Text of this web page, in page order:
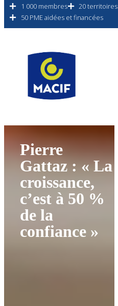
1 000 membres 20 territoires
50 PME aidées et financées
Pierre
Gattaz : « La
croissance,
c’est à 50 %
de la
confiance »